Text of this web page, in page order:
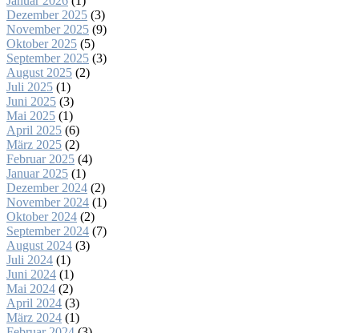
Dezember 2025 (3)
November 2025 (9)
Oktober 2025 (5)
September 2025 (3)
August 2025 (2)
Juli 2025 (1)
Juni 2025 (3)
Mai 2025 (1)
April 2025 (6)
März 2025 (2)
Februar 2025 (4)
Januar 2025 (1)
Dezember 2024 (2)
November 2024 (1)
Oktober 2024 (2)
September 2024 (7)
August 2024 (3)
Juli 2024 (1)
Juni 2024 (1)
Mai 2024 (2)
April 2024 (3)
März 2024 (1)